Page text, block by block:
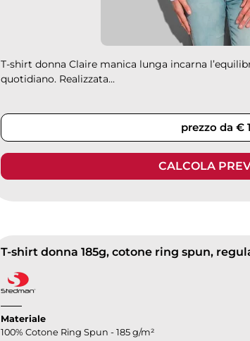
T-shirt donna Claire manica lunga incarna
quotidiano. Realizzata...
prezzo da €
CALCOLA
T-shirt donna 185g, cotone ring spun,
Materiale
100% Cotone Ring Spun - 185 g/m²